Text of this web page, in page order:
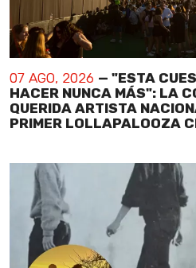
07 AGO, 2026 — "ESTA
HACER NUNCA MÁS": LA
QUERIDA ARTISTA
PRIMER LOLLAPALOOZA